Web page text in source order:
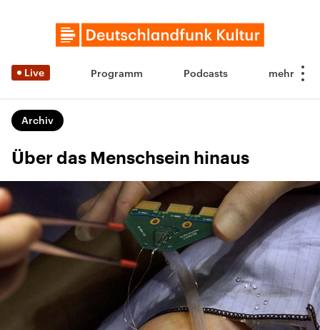
Live Programm Podcasts
Archiv
Über das Menschsein hinaus